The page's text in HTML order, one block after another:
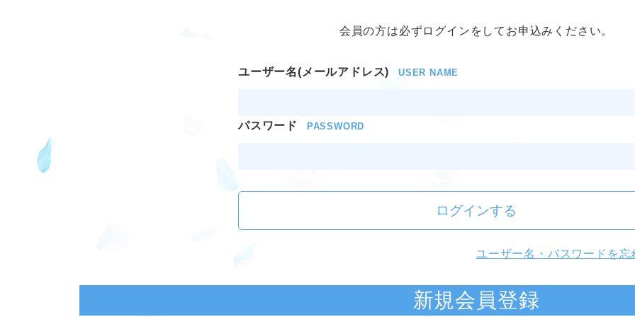
会員の方は必ずログインをしてお申込みください。
ユーザー名(メールアドレス) USER NAME
パスワード PASSWORD
ログインする
ユーザー名・パスワードを忘
新規会員登録